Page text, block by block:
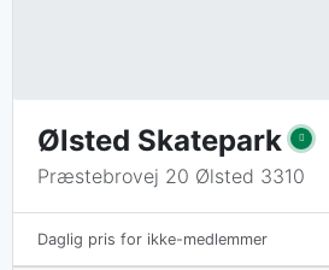
Ølsted Skatepark
Præstebrovej 20 Ølsted 3310
Daglig pris for ikke-medlemmer